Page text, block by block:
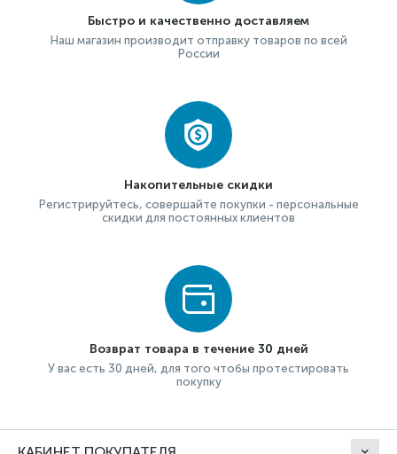
Быстро и качественно доставляем
Наш магазин производит отправку товаров по всей
России
Накопительные скидки
Регистрируйтесь, совершайте покупки - персональные
скидки для постоянных клиентов
Возврат товара в течение 30 дней
У вас есть 30 дней, для того чтобы протестировать
покупку